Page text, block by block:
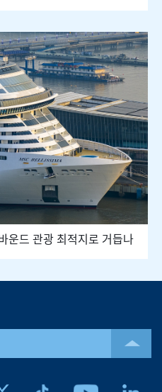
운드 관광 최적지로 거듭나